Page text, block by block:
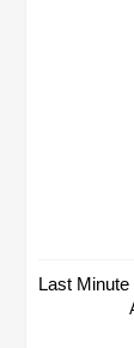
Last Minute